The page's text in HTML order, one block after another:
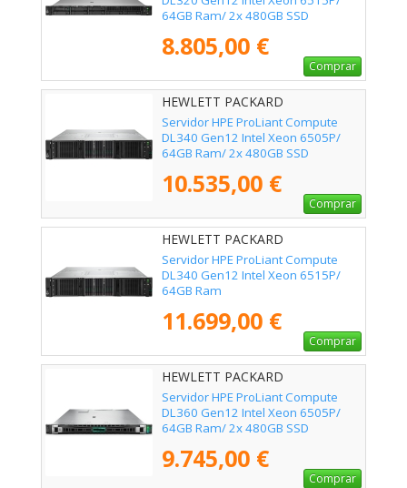
64GB Ram/ 2x 480GB SSD
8.805,00 €
Comprar
HEWLETT PACKARD
ENTERPRISE - P87782-425
Servidor HPE ProLiant Compute
DL340 Gen12 Intel Xeon 6505P/
64GB Ram/ 2x 480GB SSD
10.535,00 €
Comprar
HEWLETT PACKARD
ENTERPRISE - P87741-425
Servidor HPE ProLiant Compute
DL340 Gen12 Intel Xeon 6515P/
64GB Ram
11.699,00 €
Comprar
HEWLETT PACKARD
ENTERPRISE - P89233-425
Servidor HPE ProLiant Compute
DL360 Gen12 Intel Xeon 6505P/
64GB Ram/ 2x 480GB SSD
9.745,00 €
Comprar